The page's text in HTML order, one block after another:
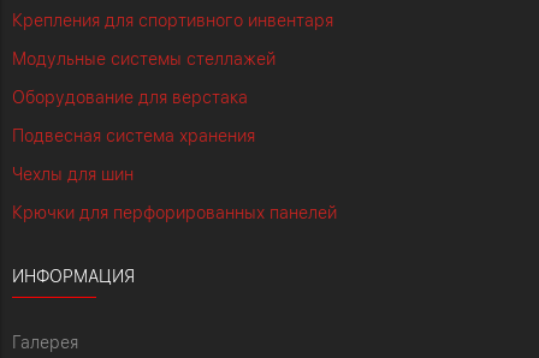
Крепления для спортивного инвентаря
Модульные системы стеллажей
Оборудование для верстака
Подвесная система хранения
Чехлы для шин
Крючки для перфорированных панелей
ИНФОРМАЦИЯ
Галерея